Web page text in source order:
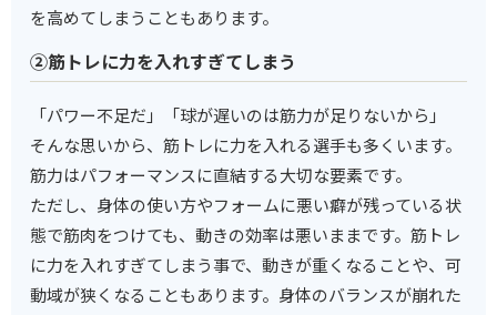
を高めてしまうこともあります。
②筋トレに力を入れすぎてしまう
「パワー不足だ」「球が遅いのは筋力が足りないから」
そんな思いから、筋トレに力を入れる選手も多くいます。
筋力はパフォーマンスに直結する大切な要素です。
ただし、身体の使い方やフォームに悪い癖が残っている状
態で筋肉をつけても、動きの効率は悪いままです。筋トレ
に力を入れすぎてしまう事で、動きが重くなることや、可
動域が狭くなることもあります。身体のバランスが崩れた